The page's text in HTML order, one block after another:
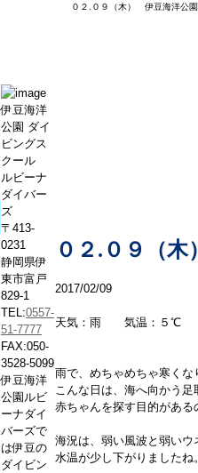
０２.０９（木） 伊豆海洋公園
０２.０９（
2017/02/09
天気：雨 気温：５℃
雨で、めちゃめちゃ寒く
こんな日は、海へ向かう
赤ちゃんを探す目的があ
海況は、弱い風波と弱い
水温が少し下がりましたね
伊豆海洋
公園 ダイ
ビングス
クール
ルビーナ
ダイバー
ズ
〒413-
0231
静岡県伊
東市富戸
829-1
TEL:0557-
51-7777
FAX:050-
3528-5099
伊豆海洋
公園ルビ
ーナダイ
バーズで
は伊豆の
ダイビン